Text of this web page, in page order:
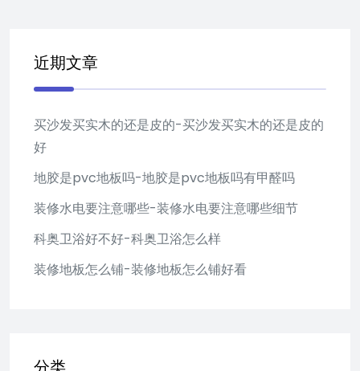
近期文章
买沙发买实木的还是皮的-买沙发买实木的还是皮的
好
地胶是pvc地板吗-地胶是pvc地板吗有甲醛吗
装修水电要注意哪些-装修水电要注意哪些细节
科奥卫浴好不好-科奥卫浴怎么样
装修地板怎么铺-装修地板怎么铺好看